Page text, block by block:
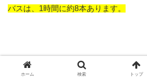
バスは、1時間に約8本あります。
ホーム 検索 トップ